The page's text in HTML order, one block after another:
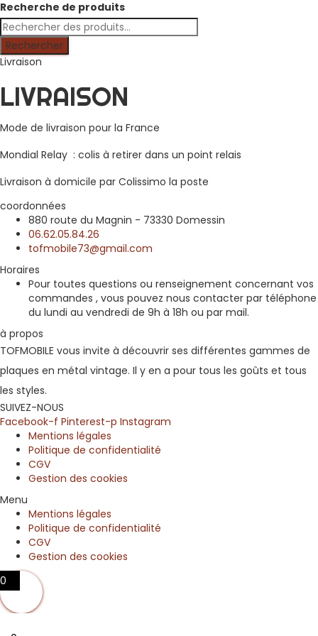
Recherche de produits
Rechercher
Livraison
LIVRAISON
Mode de livraison pour la France
Mondial Relay : colis à retirer dans un point relais
Livraison à domicile par Colissimo la poste
coordonnées
880 route du Magnin - 73330 Domessin
06.62.05.84.26
tofmobile73@gmail.com
Horaires
Pour toutes questions ou renseignement concernant vos
commandes , vous pouvez nous contacter par téléphone
du lundi au vendredi de 9h à 18h ou par mail.
à propos
TOFMOBILE vous invite à découvrir ses différentes gammes de
plaques en métal vintage. Il y en a pour tous les goûts et tous
les styles.
SUIVEZ-NOUS
Facebook-f Pinterest-p Instagram
Mentions légales
Politique de confidentialité
CGV
Gestion des cookies
Menu
Mentions légales
Politique de confidentialité
CGV
Gestion des cookies
0